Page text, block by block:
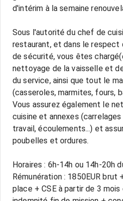
d'intérim à la semaine
Sous l'autorité du chef de
restaurant, et dans le respect
de sécurité, vous êtes
nettoyage de la vaisselle et
du service, ainsi que tout le
(casseroles, marmites, fours,
Vous assurez également le
cuisine et annexes
travail, écoulements...) et
poubelles et ordures.
Horaires : 6h-14h ou 14h-20h
Rémunération : 1850EUR brut
place + CSE à partir de 3